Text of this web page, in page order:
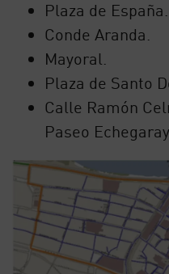
Plaza de España.
Conde Aranda.
Mayoral.
Plaza de Santo
Calle Ramón
Paseo